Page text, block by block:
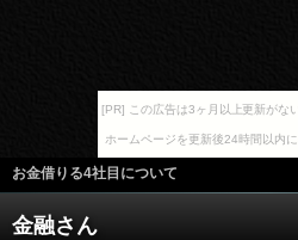
[PR] この広告は3ヶ月以上更新がな
ホームページを更新後24時間以内
お金借りる4社目について
金融さん